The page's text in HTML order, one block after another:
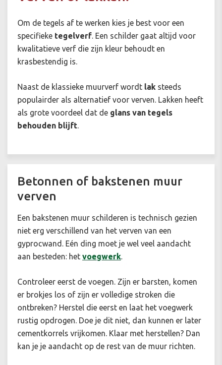
Om de tegels af te werken kies je best voor een
specifieke tegelverf. Een schilder gaat altijd voor
kwalitatieve verf die zijn kleur behoudt en
krasbestendig is.
Naast de klassieke muurverf wordt lak steeds
populairder als alternatief voor verven. Lakken heeft
als grote voordeel dat de glans van tegels
behouden blijft.
Betonnen of bakstenen muur
verven
Een bakstenen muur schilderen is technisch gezien
niet erg verschillend van het verven van een
gyprocwand. Eén ding moet je wel veel aandacht
aan besteden: het voegwerk.
Controleer eerst de voegen. Zijn er barsten, komen
er brokjes los of zijn er volledige stroken die
ontbreken? Herstel die eerst en laat het voegwerk
rustig opdrogen. Doe je dit niet, dan kunnen er later
cementkorrels vrijkomen. Klaar met herstellen? Dan
kan je je aandacht op de rest van de muur richten.